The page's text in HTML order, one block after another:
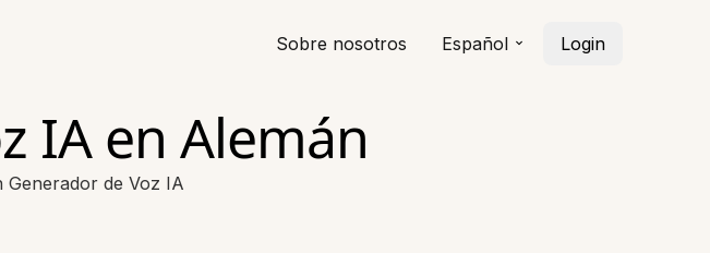
Sobre nosotros Español Login
IA en Alemán
de Voz IA